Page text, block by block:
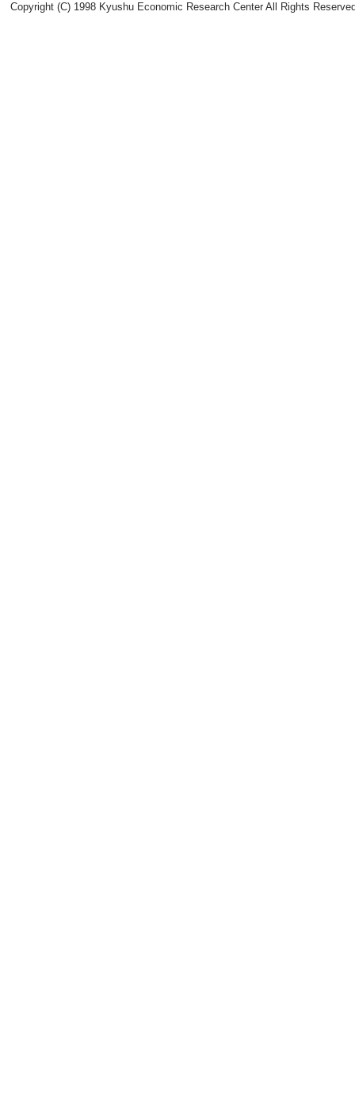
Copyright (C) 1998 Kyushu Economic Research Center All Rights